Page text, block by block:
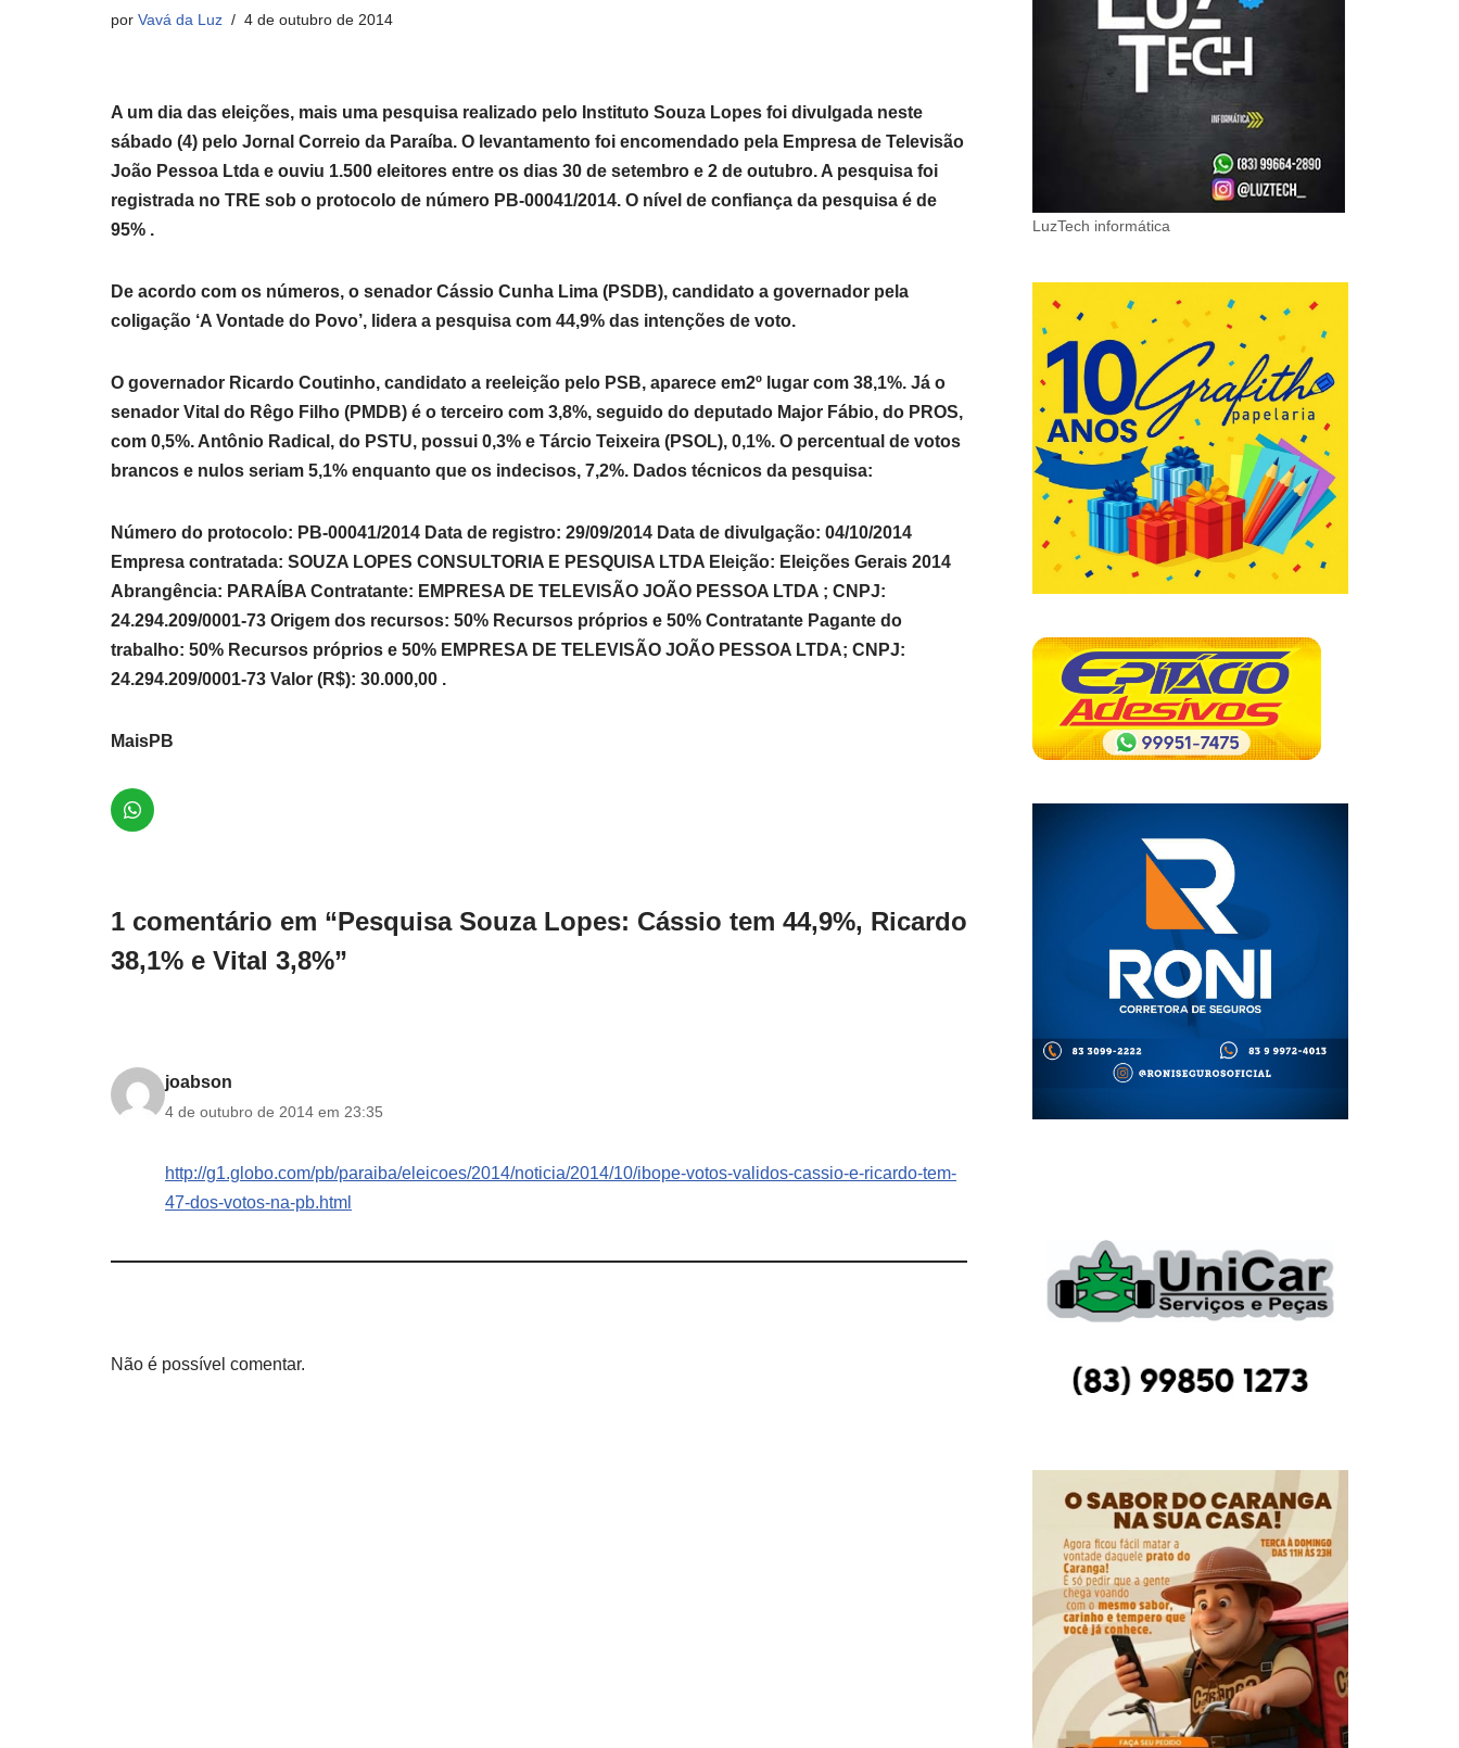
por Vavá da Luz 4 de outubro de 2014
A um dia das eleições, mais uma pesquisa realizado pelo Instituto Souza Lopes foi divulgada neste
sábado (4) pelo Jornal Correio da Paraíba. O levantamento foi encomendado pela Empresa de Televisão
João Pessoa Ltda e ouviu 1.500 eleitores entre os dias 30 de setembro e 2 de outubro. A pesquisa foi
registrada no TRE sob o protocolo de número PB-00041/2014. O nível de confiança da pesquisa é de
95% .
De acordo com os números, o senador Cássio Cunha Lima (PSDB), candidato a governador pela
coligação ‘A Vontade do Povo’, lidera a pesquisa com 44,9% das intenções de voto.
O governador Ricardo Coutinho, candidato a reeleição pelo PSB, aparece em2º lugar com 38,1%. Já o
senador Vital do Rêgo Filho (PMDB) é o terceiro com 3,8%, seguido do deputado Major Fábio, do PROS,
com 0,5%. Antônio Radical, do PSTU, possui 0,3% e Tárcio Teixeira (PSOL), 0,1%. O percentual de votos
brancos e nulos seriam 5,1% enquanto que os indecisos, 7,2%. Dados técnicos da pesquisa:
Número do protocolo: PB-00041/2014 Data de registro: 29/09/2014 Data de divulgação: 04/10/2014
Empresa contratada: SOUZA LOPES CONSULTORIA E PESQUISA LTDA Eleição: Eleições Gerais 2014
Abrangência: PARAÍBA Contratante: EMPRESA DE TELEVISÃO JOÃO PESSOA LTDA ; CNPJ:
24.294.209/0001-73 Origem dos recursos: 50% Recursos próprios e 50% Contratante Pagante do
trabalho: 50% Recursos próprios e 50% EMPRESA DE TELEVISÃO JOÃO PESSOA LTDA; CNPJ:
24.294.209/0001-73 Valor (R$): 30.000,00 .
MaisPB
1 comentário em “Pesquisa Souza Lopes: Cássio tem 44,9%, Ricardo
38,1% e Vital 3,8%”
joabson
4 de outubro de 2014 em 23:35
http://g1.globo.com/pb/paraiba/eleicoes/2014/noticia/2014/10/ibope-votos-validos-cassio-e-ricardo-tem-
47-dos-votos-na-pb.html
Não é possível comentar.
LuzTech informática